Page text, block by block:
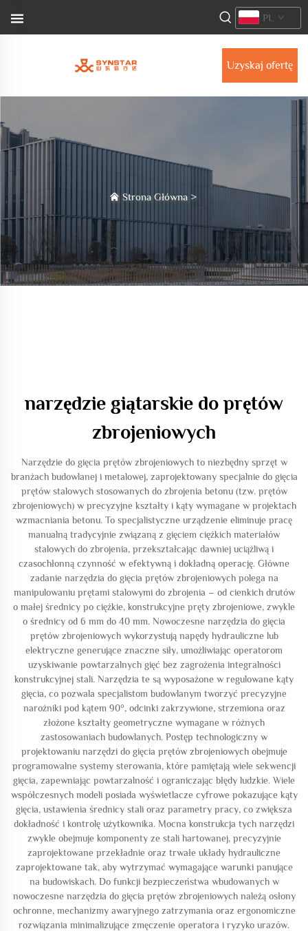
Uzyskaj ofertę
PL
Strona Główna>
narzędzie giątarskie do prętów
zbrojeniowych
Narzędzie do gięcia prętów zbrojeniowych to niezbędny sprzęt w
branżach budowlanej i metalowej, zaprojektowany specjalnie do gięcia
prętów stalowych stosowanych do zbrojenia betonu (tzw. prętów
zbrojeniowych) w precyzyjne kształty i kąty wymagane w projektach
wzmacniania betonu. To specjalistyczne urządzenie eliminuje pracę
manualną tradycyjnie związaną z gięciem ciężkich materiałów
stalowych do zbrojenia, przekształcając dawniej uciążliwą i
czasochłonną czynność w efektywną i dokładną operację. Główne
zadanie narzędzia do gięcia prętów zbrojeniowych polega na
manipulowaniu prętami stalowymi do zbrojenia – od cienkich drutów
o małej średnicy po ciężkie, konstrukcyjne pręty zbrojeniowe, zwykle
o średnicy od 6 mm do 40 mm. Nowoczesne narzędzia do gięcia
prętów zbrojeniowych wykorzystują napędy hydrauliczne lub
elektryczne generujące znaczne siły, umożliwiając operatorom
uzyskiwanie powtarzalnych gięć bez zagrożenia integralności
konstrukcyjnej stali. Narzędzia te są wyposażone w regulowane kąty
gięcia, co pozwala specjalistom budowlanym tworzyć precyzyjne
narożniki pod kątem 90°, odcinki zakrzywione, strzemiona oraz
złożone kształty geometryczne wymagane w różnych
zastosowaniach budowlanych. Postęp technologiczny w
projektowaniu narzędzi do gięcia prętów zbrojeniowych obejmuje
programowalne systemy sterowania, które pamiętają wiele sekwencji
gięcia, zapewniając powtarzalność i ograniczając błędy ludzkie. Wiele
współczesnych modeli posiada wyświetlacze cyfrowe pokazujące kąty
gięcia, ustawienia średnicy stali oraz parametry pracy, co zwiększa
dokładność i kontrolę użytkownika. Mocna konstrukcja tych narzędzi
zwykle obejmuje komponenty ze stali hartowanej, precyzyjnie
zaprojektowane przekładnie oraz trwałe układy hydrauliczne
zaprojektowane tak, aby wytrzymać wymagające warunki panujące
na budowiskach. Do funkcji bezpieczeństwa wbudowanych w
nowoczesne narzędzia do gięcia prętów zbrojeniowych należą osłony
ochronne, mechanizmy awaryjnego zatrzymania oraz ergonomiczne
rozwiązania minimalizujące zmęczenie operatora i ryzyko urazów.